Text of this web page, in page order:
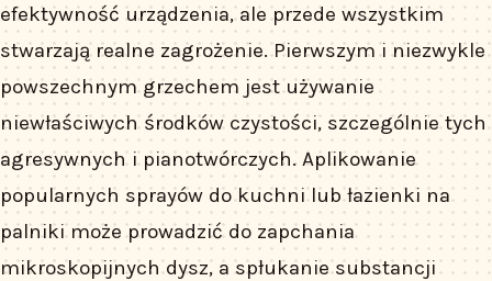
efektywność urządzenia, ale przede wszystkim
stwarzają realne zagrożenie. Pierwszym i niezwykle
powszechnym grzechem jest używanie
niewłaściwych środków czystości, szczególnie tych
agresywnych i pianotwórczych. Aplikowanie
popularnych sprayów do kuchni lub łazienki na
palniki może prowadzić do zapchania
mikroskopijnych dysz, a spłukanie substancji